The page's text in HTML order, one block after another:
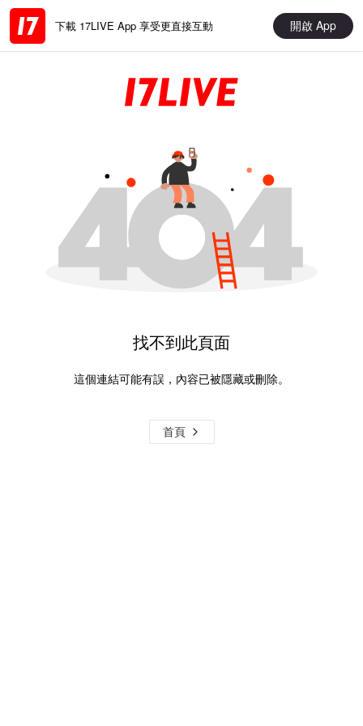
下載 17LIVE App 享受更直接互動 開啟 App
找不到此頁面
這個連結可能有誤，內容已被隱藏或刪除。
首頁